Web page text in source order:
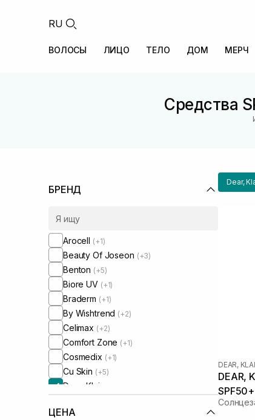
RU
ВОЛОСЫ ЛИЦО ТЕЛО ДОМ МЕРЧ
Средства
БРЕНД
Arocell (+1)
Beauty Of Joseon (+3)
Benton (+5)
Biore UV (+1)
Braderm (+1)
By Wishtrend (+2)
Celimax (+2)
Comfort Zone (+1)
Cosmedix (+1)
Cu Skin (+5)
Dear, Klairs
Dr. Althea
ЦЕНА
Dear,
DEAR,
DEAR,